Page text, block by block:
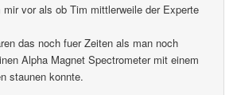
mir vor als ob Tim mittlerweile der Experte
das noch fuer Zeiten als man noch
Alpha Magnet Spectrometer mit einem
staunen konnte.